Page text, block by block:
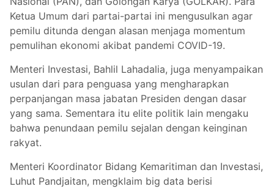
Ketua Umum dari partai-partai ini mengusulkan agar
pemilu ditunda dengan alasan menjaga momentum
pemulihan ekonomi akibat pandemi COVID-19.
Menteri Investasi, Bahlil Lahadalia, juga menyampaikan
usulan dari para penguasa yang mengharapkan
perpanjangan masa jabatan Presiden dengan dasar
yang sama. Sementara itu elite politik lain mengaku
bahwa penundaan pemilu sejalan dengan keinginan
rakyat.
Menteri Koordinator Bidang Kemaritiman dan Investasi,
Luhut Pandjaitan, mengklaim big data berisi